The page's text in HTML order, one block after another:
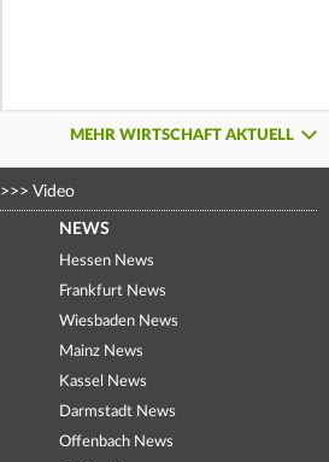
MEHR WIRTSCHAFT AKTUELL
>>> Video
NEWS
Hessen News
Frankfurt News
Wiesbaden News
Mainz News
Kassel News
Darmstadt News
Offenbach News